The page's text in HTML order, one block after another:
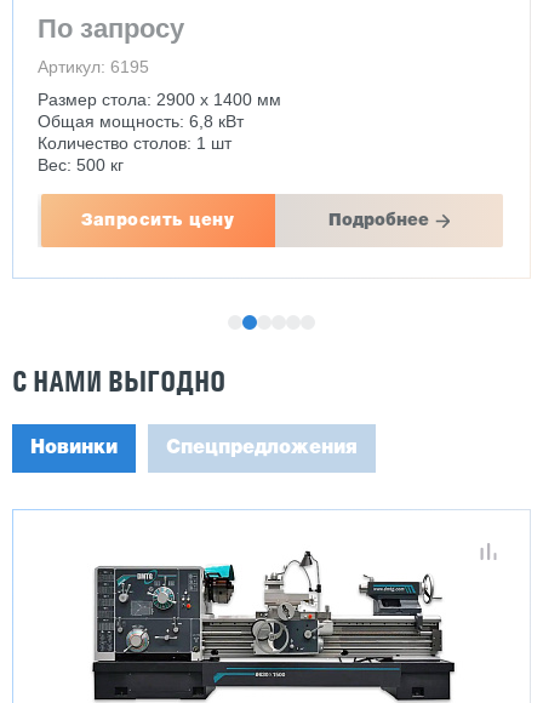
По запросу
Артикул: 6195
Размер стола: 2900 х 1400 мм
Общая мощность: 6,8 кВт
Количество столов: 1 шт
Вес: 500 кг
Запросить цену Подробнее
С НАМИ ВЫГОДНО
Новинки Спецпредложения